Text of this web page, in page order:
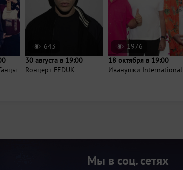
643
30 августа в 19:00
Rонцерт FEDUK
1976
18 октября в 19:00
Иванушки International
Мы в соц. сетях